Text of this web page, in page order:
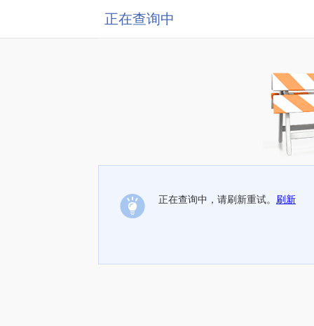
正在查询中
正在查询中，请刷新重试。 刷新